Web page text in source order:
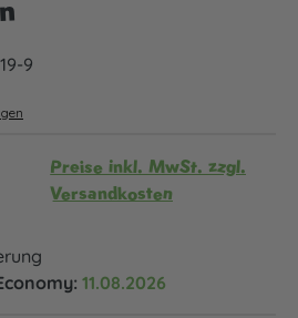
9
Preise inkl. MwSt. zzgl.
Versandkosten
11.08.2026